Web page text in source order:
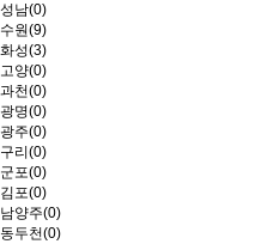
성남(0)
수원(9)
화성(3)
고양(0)
과천(0)
광명(0)
광주(0)
구리(0)
군포(0)
김포(0)
남양주(0)
동두천(0)